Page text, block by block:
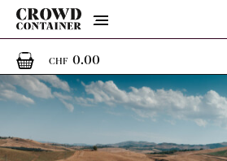
Menu
CHF 0.000 Artikel im